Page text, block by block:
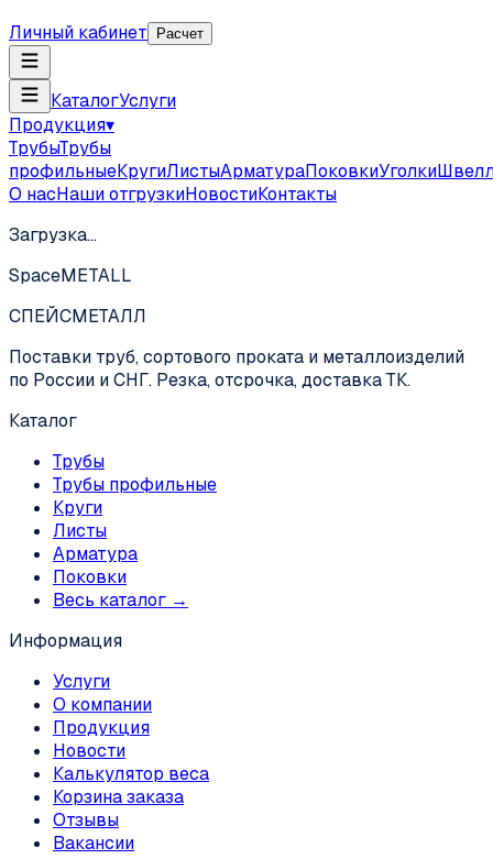
Личный кабинет Расчет
КаталогУслуги
Продукция▾
ТрубыТрубы
профильныеКругиЛистыАрматураПоковкиУголки
О насНаши отгрузкиНовостиКонтакты
Загрузка…
SpaceMETALL
СПЕЙСМЕТАЛЛ
Поставки труб, сортового проката и металлоизделий
по России и СНГ. Резка, отсрочка, доставка ТК.
Каталог
Трубы
Трубы профильные
Круги
Листы
Арматура
Поковки
Весь каталог →
Информация
Услуги
О компании
Продукция
Новости
Калькулятор веса
Корзина заказа
Отзывы
Вакансии